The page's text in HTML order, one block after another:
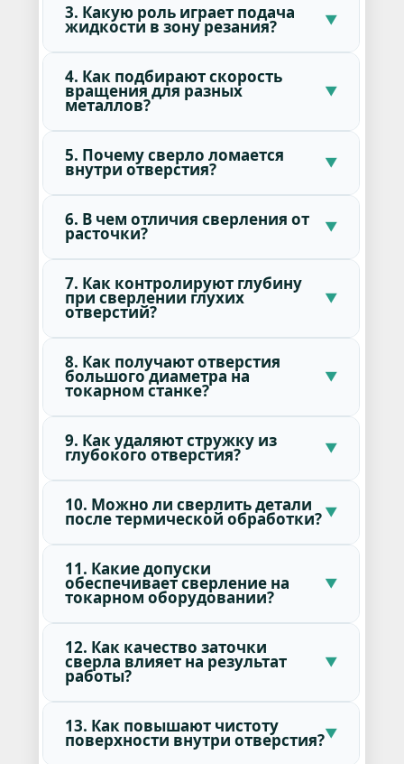
3. Какую роль играет подача
жидкости в зону резания?
4. Как подбирают скорость
вращения для разных
металлов?
5. Почему сверло ломается
внутри отверстия?
6. В чем отличия сверления от
расточки?
7. Как контролируют глубину
при сверлении глухих
отверстий?
8. Как получают отверстия
большого диаметра на
токарном станке?
9. Как удаляют стружку из
глубокого отверстия?
10. Можно ли сверлить детали
после термической обработки?
11. Какие допуски
обеспечивает сверление на
токарном оборудовании?
12. Как качество заточки
сверла влияет на результат
работы?
13. Как повышают чистоту
поверхности внутри отверстия?